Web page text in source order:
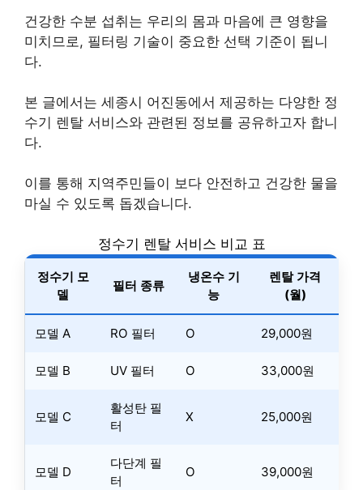
건강한 수분 섭취는 우리의 몸과 마음에 큰 영향을
미치므로, 필터링 기술이 중요한 선택 기준이 됩니
다.
본 글에서는 세종시 어진동에서 제공하는 다양한 정
수기 렌탈 서비스와 관련된 정보를 공유하고자 합니
다.
이를 통해 지역주민들이 보다 안전하고 건강한 물을
마실 수 있도록 돕겠습니다.
정수기 렌탈 서비스 비교 표
정수기 모
델
필터 종류
냉온수 기
능
렌탈 가격
(월)
모델 A RO 필터 O 29,000원
모델 B UV 필터 O 33,000원
모델 C
활성탄 필
터
X 25,000원
모델 D
다단계 필
터
O 39,000원